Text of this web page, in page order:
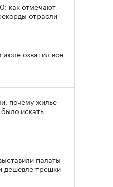
как отмечают
отрасли
июле охватил все
почему жилье
искать
палаты
дешевле трешки